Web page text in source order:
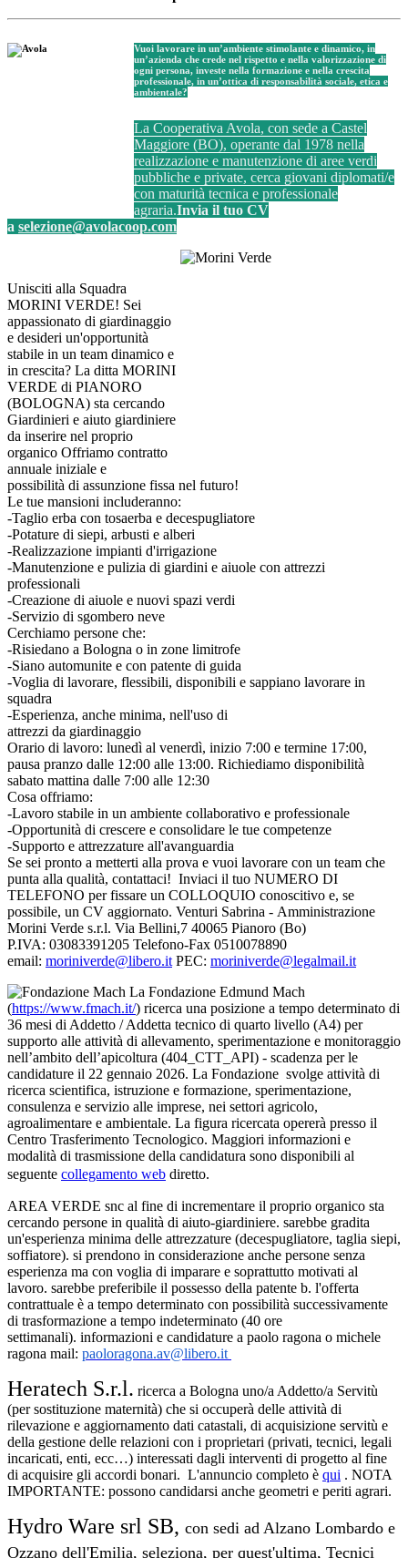
Vuoi lavorare in un’ambiente stimolante e dinamico, in
un’azienda che crede nel rispetto e nella valorizzazione di
ogni persona, investe nella formazione e nella crescita
professionale, in un’ottica di responsabilità sociale, etica e
ambientale?
La Cooperativa Avola, con sede a Castel
Maggiore (BO), operante dal 1978 nella
realizzazione e manutenzione di aree verdi
pubbliche e private, cerca giovani diplomati/e
con maturità tecnica e professionale
agraria.Invia il tuo CV
a selezione@avolacoop.com
Unisciti alla Squadra
MORINI VERDE! Sei
appassionato di giardinaggio
e desideri un'opportunità
stabile in un team dinamico e
in crescita? La ditta MORINI
VERDE di PIANORO
(BOLOGNA) sta cercando
Giardinieri e aiuto giardiniere
da inserire nel proprio
organico Offriamo contratto
annuale iniziale e
possibilità di assunzione fissa nel futuro!
Le tue mansioni includeranno:
-Taglio erba con tosaerba e decespugliatore
-Potature di siepi, arbusti e alberi
-Realizzazione impianti d'irrigazione
-Manutenzione e pulizia di giardini e aiuole con attrezzi
professionali
-Creazione di aiuole e nuovi spazi verdi
-Servizio di sgombero neve
Cerchiamo persone che:
-Risiedano a Bologna o in zone limitrofe
-Siano automunite e con patente di guida
-Voglia di lavorare, flessibili, disponibili e sappiano lavorare in
squadra
-Esperienza, anche minima, nell'uso di
attrezzi da giardinaggio
Orario di lavoro: lunedì al venerdì, inizio 7:00 e termine 17:00,
pausa pranzo dalle 12:00 alle 13:00. Richiediamo disponibilità
sabato mattina dalle 7:00 alle 12:30
Cosa offriamo:
-Lavoro stabile in un ambiente collaborativo e professionale
-Opportunità di crescere e consolidare le tue competenze
-Supporto e attrezzature all'avanguardia
Se sei pronto a metterti alla prova e vuoi lavorare con un team che
punta alla qualità, contattaci! Inviaci il tuo NUMERO DI
TELEFONO perfissare un COLLOQUIO conoscitivo e, se
possibile, un CV aggiornato. Venturi Sabrina - Amministrazione
Morini Verde s.r.l. Via Bellini,7 40065 Pianoro (Bo)
P.IVA: 03083391205 Telefono-Fax 0510078890
email: moriniverde@libero.it PEC: moriniverde@legalmail.it
La Fondazione Edmund Mach
(https://www.fmach.it/) ricerca una posizione a tempo determinato di
36 mesi di Addetto / Addetta tecnico di quarto livello (A4) per
supporto alle attività di allevamento, sperimentazione e monitoraggio
nell’ambito dell’apicoltura (404_CTT_API) - scadenza per le
candidature il 22 gennaio 2026. La Fondazione svolge attività di
ricerca scientifica, istruzione e formazione, sperimentazione,
consulenza e servizio alle imprese, nei settori agricolo,
agroalimentare e ambientale. La figura ricercata opererà presso il
Centro Trasferimento Tecnologico. Maggiori informazioni e
modalità di trasmissione della candidatura sono disponibili al
seguente collegamento web diretto.
AREA VERDE snc al fine di incrementare il proprio organico sta
cercando persone in qualità di aiuto-giardiniere. sarebbe gradita
un'esperienza minima delle attrezzature (decespugliatore, taglia siepi,
soffiatore). si prendono in considerazione anche persone senza
esperienza ma con voglia di imparare e soprattutto motivati al
lavoro. sarebbe preferibile il possesso della patente b. l'offerta
contrattuale è a tempo determinato con possibilità successivamente
di trasformazione a tempo indeterminato (40 ore
settimanali). informazioni e candidature a paolo ragona o michele
ragona mail: paoloragona.av@libero.it
Heratech S.r.l. ricerca a Bologna uno/a Addetto/a Servitù
(per sostituzione maternità) che si occuperà delle attività di
rilevazione e aggiornamento dati catastali, di acquisizione servitù e
della gestione delle relazioni con i proprietari (privati, tecnici, legali
incaricati, enti, ecc…) interessati dagli interventi di progetto al fine
di acquisire gli accordi bonari. L'annuncio completo è qui . NOTA
IMPORTANTE: possono candidarsi anche geometri e periti agrari.
Hydro Ware srl SB, con sedi ad Alzano Lombardo e
Ozzano dell'Emilia, seleziona, per quest'ultima, Tecnici